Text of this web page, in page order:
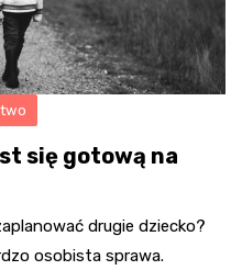
się gotową na
drugie dziecko?
osobista sprawa.